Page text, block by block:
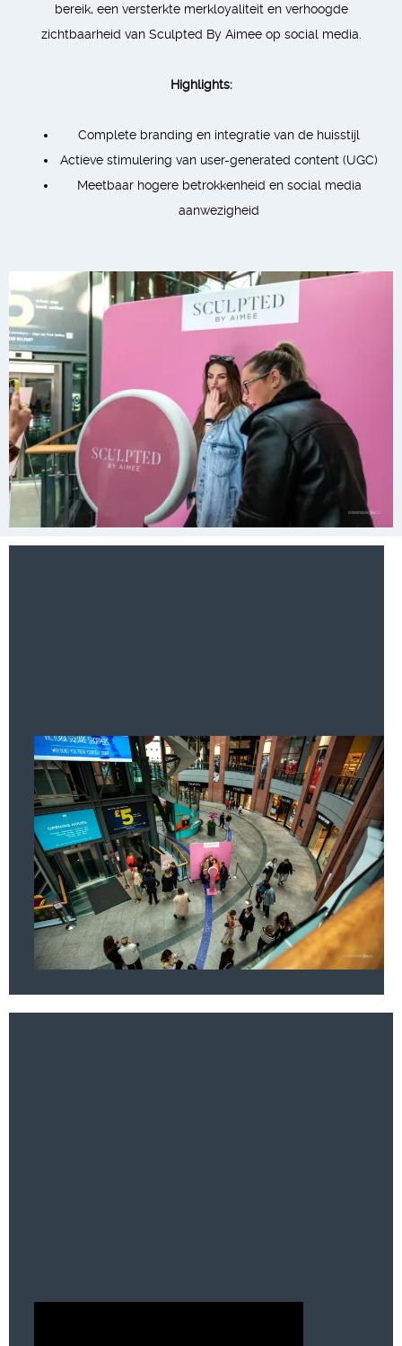
bereik, een versterkte merkloyaliteit en verhoogde
zichtbaarheid van Sculpted By Aimee op social media.
Highlights:
Complete branding en integratie van de huisstijl
Actieve stimulering van user-generated content (UGC)
Meetbaar hogere betrokkenheid en social media
aanwezigheid